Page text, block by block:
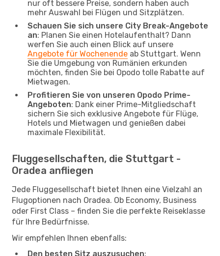
nur oft bessere Preise, sondern haben auch
mehr Auswahl bei Flügen und Sitzplätzen.
Schauen Sie sich unsere City Break-Angebote
an: Planen Sie einen Hotelaufenthalt? Dann
werfen Sie auch einen Blick auf unsere
Angebote für Wochenende ab Stuttgart. Wenn
Sie die Umgebung von Rumänien erkunden
möchten, finden Sie bei Opodo tolle Rabatte auf
Mietwagen.
Profitieren Sie von unseren Opodo Prime-
Angeboten: Dank einer Prime-Mitgliedschaft
sichern Sie sich exklusive Angebote für Flüge,
Hotels und Mietwagen und genießen dabei
maximale Flexibilität.
Fluggesellschaften, die Stuttgart -
Oradea anfliegen
Jede Fluggesellschaft bietet Ihnen eine Vielzahl an
Flugoptionen nach Oradea. Ob Economy, Business
oder First Class – finden Sie die perfekte Reiseklasse
für Ihre Bedürfnisse.
Wir empfehlen Ihnen ebenfalls:
Den besten Sitz auszusuchen: